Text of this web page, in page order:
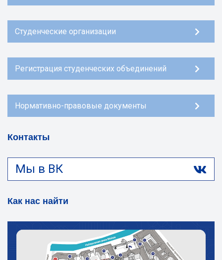
Студенческие организации
Регистрация студенческих объединений
Нормативно-правовые документы
Контакты
Мы в ВК
Как нас найти